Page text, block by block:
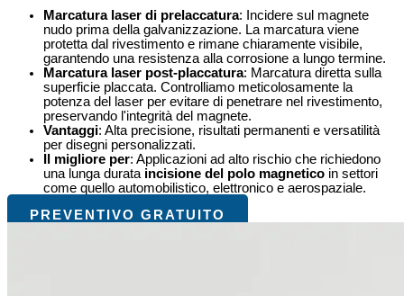
Marcatura laser di prelaccatura: Incidere sul magnete
nudo prima della galvanizzazione. La marcatura viene
protetta dal rivestimento e rimane chiaramente visibile,
garantendo una resistenza alla corrosione a lungo termine.
Marcatura laser post-placcatura: Marcatura diretta sulla
superficie placcata. Controlliamo meticolosamente la
potenza del laser per evitare di penetrare nel rivestimento,
preservando l'integrità del magnete.
Vantaggi: Alta precisione, risultati permanenti e versatilità
per disegni personalizzati.
Il migliore per: Applicazioni ad alto rischio che richiedono
una lunga durata incisione del polo magnetico in settori
come quello automobilistico, elettronico e aerospaziale.
PREVENTIVO GRATUITO